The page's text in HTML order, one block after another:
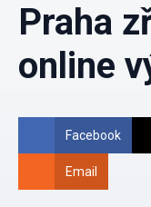
Praha
online
Facebook
Email